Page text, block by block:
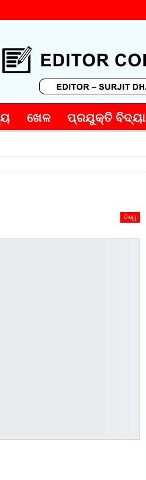
ଖେଳ ପ୍ରଯୁକ୍ତି ବିଦ୍ୟା
ବିଶ୍ୱ